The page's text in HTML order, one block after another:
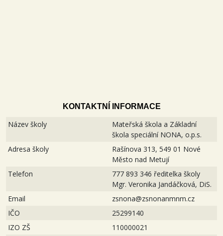
KONTAKTNÍ INFORMACE
Název školy
Mateřská škola a Základní
škola speciální NONA, o.p.s.
Adresa školy
Rašínova 313, 549 01 Nové
Město nad Metují
Telefon
777 893 346 ředitelka školy
Mgr. Veronika Jandáčková, DiS.
Email
zsnona@zsnonanmnm.cz
IČO
25299140
IZO ZŠ
110000021